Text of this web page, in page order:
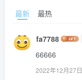
最新 最热
fa7788
66666
2022年12月27日